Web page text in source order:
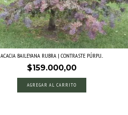
ACACIA BAILEYANA RUBRA | CONTRASTE PÚRPU...
$159.000,00
AGREGAR AL CARRITO